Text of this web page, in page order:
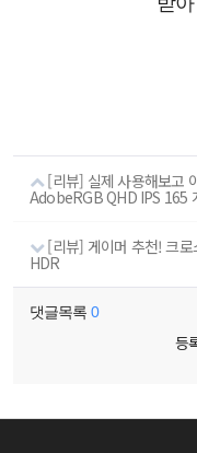
[리뷰] 실제 사용해보고
AdobeRGB QHD IPS 165
[리뷰] 게이머 추천! 크
HDR
댓글목록 0
등